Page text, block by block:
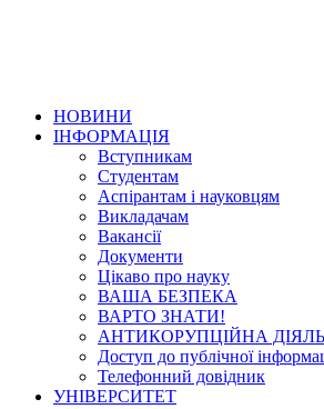
НОВИНИ
ІНФОРМАЦІЯ
Вступникам
Студентам
Аспірантам і науковцям
Викладачам
Вакансії
Документи
Цікаво про науку
ВАША БЕЗПЕКА
ВАРТО ЗНАТИ!
АНТИКОРУПЦІЙНА
Доступ до публічної
Телефонний довідник
УНІВЕРСИТЕТ